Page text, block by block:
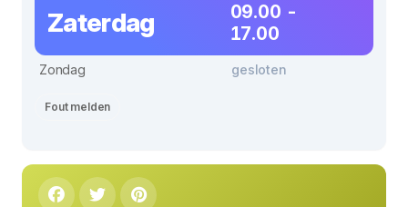
Zaterdag
09.00 -
17.00
Zondag gesloten
Fout melden